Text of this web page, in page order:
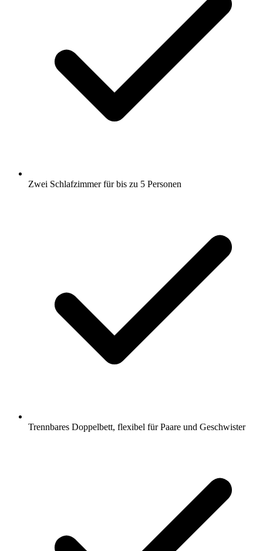
Zwei Schlafzimmer für bis zu 5 Personen
Trennbares Doppelbett, flexibel für Paare und Geschwister